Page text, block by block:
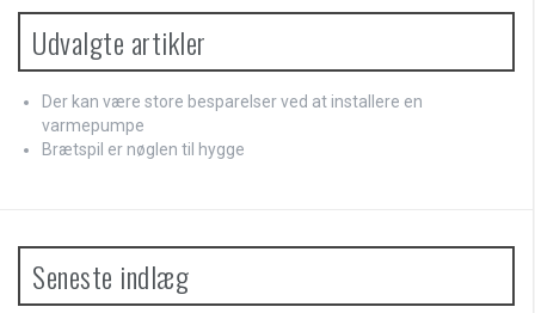
Udvalgte artikler
Der kan være store besparelser ved at installere en
varmepumpe
Brætspil er nøglen til hygge
Seneste indlæg